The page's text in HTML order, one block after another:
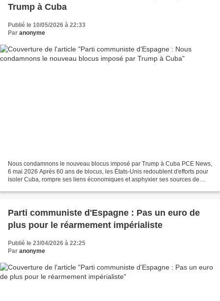
Trump à Cuba
Publié le 10/05/2026 à 22:33
Par anonyme
Nous condamnons le nouveau blocus imposé par Trump à Cuba PCE News,
6 mai 2026 Après 60 ans de blocus, les États-Unis redoublent d'efforts pour
isoler Cuba, rompre ses liens économiques et asphyxier ses sources de
Parti communiste d'Espagne : Pas un euro de
plus pour le réarmement impérialiste
Publié le 23/04/2026 à 22:25
Par anonyme